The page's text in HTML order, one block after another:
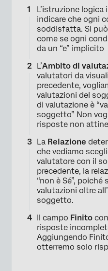
L’istruzione logica
indicare che ogni
soddisfatta. Si
come se ogni
da un “e” implicito
L’Ambito di
valutatori da
precedente,
valutazioni del
di valutazione è
soggetto” Non
risposte non
La Relazione
che vediamo
valutatore con il
precedente, la
“non è Sé”,
valutazioni oltre
soggetto.
Il campo Finito
risposte
Aggiungendo
otterremo solo